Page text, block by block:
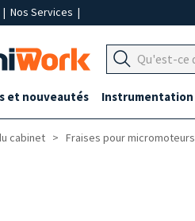
| Nos Services |
et nouveautés Instrumentation
cabinet Fraises pour micromoteurs